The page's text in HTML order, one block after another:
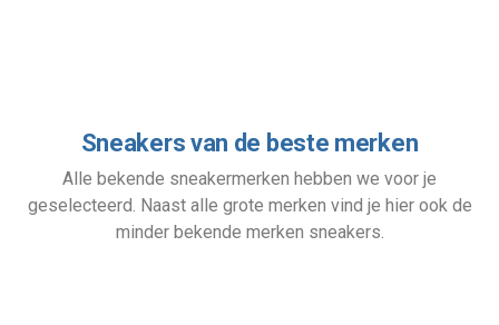
Sneakers van de beste merken
Alle bekende sneakermerken hebben we voor je
geselecteerd. Naast alle grote merken vind je hier ook de
minder bekende merken sneakers.